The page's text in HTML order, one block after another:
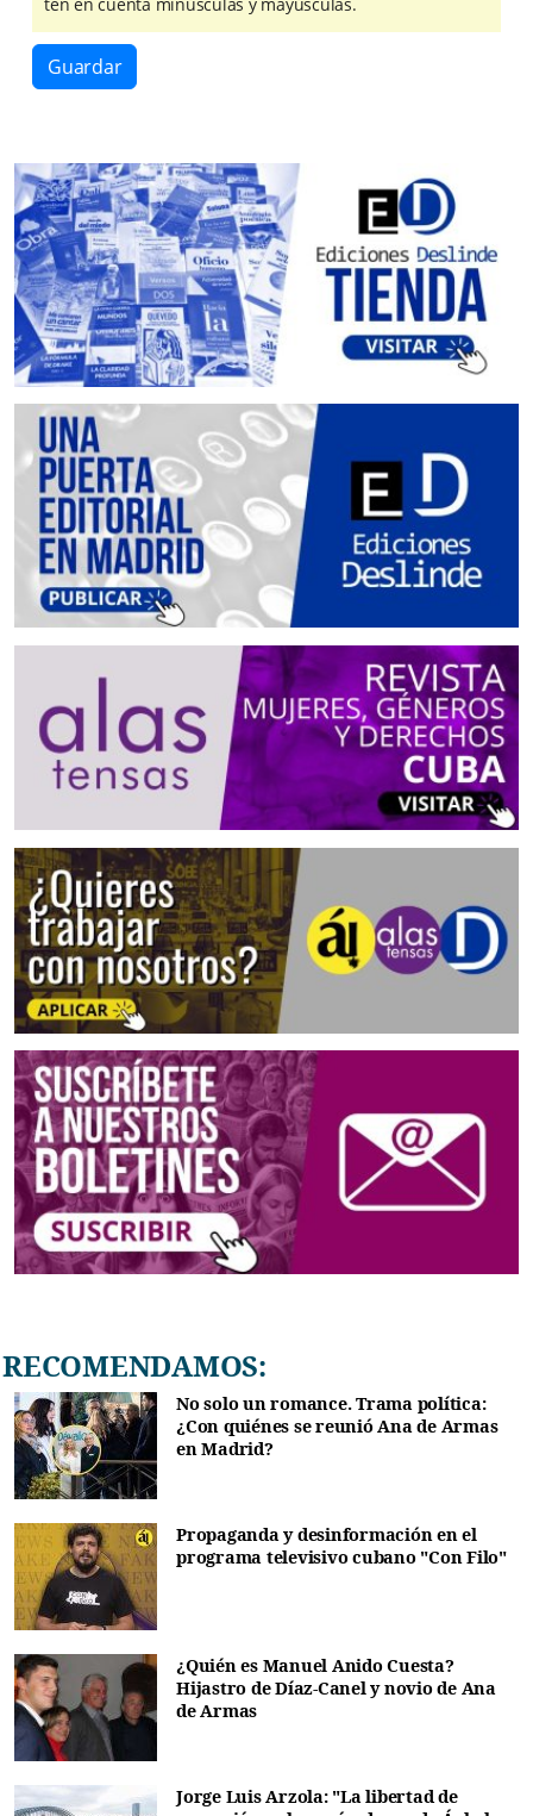
Guardar
RECOMENDAMOS:
No solo un romance. Trama política:
¿Con quiénes se reunió Ana de Armas
en Madrid?
Propaganda y desinformación en el
programa televisivo cubano "Con Filo"
¿Quién es Manuel Anido Cuesta?
Hijastro de Díaz-Canel y novio de Ana
de Armas
Jorge Luis Arzola: "La libertad de